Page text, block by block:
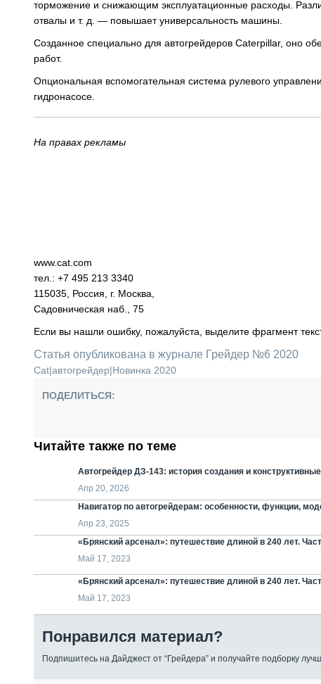
торможение и снижающим эксплуатационные расходы.
отвалы и т. д. — повышает универсальность машины.
Созданное специально для автогрейдеров Caterpillar, оно
работ.
Опциональная вспомогательная система рулевого
гидронасосе.
На правах рекламы
www.cat.com
тел.: +7 495 213 3340
115035, Россия, г. Москва,
Садовническая наб., 75
Если вы нашли ошибку, пожалуйста, выделите фрагмент
Статья опубликована в журнале Грейдер №6 2020
Cat|автогрейдер|Новинка 2020
ПОДЕЛИТЬСЯ:
Читайте также по теме
Автогрейдер ДЗ-143: история создания и
Апр 20, 2026
Навигатор по автогрейдерам: особенности, функции,
Апр 23, 2025
«Брянский арсенал»: путешествие длиной в 240 лет.
Май 17, 2023
«Брянский арсенал»: путешествие длиной в 240 лет.
Май 17, 2023
Понравился материал?
Подпишитесь на Дайджест от “Грейдера” и получайте подборку